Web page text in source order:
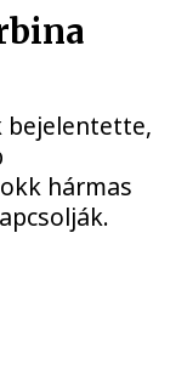
bejelentette,
hármas